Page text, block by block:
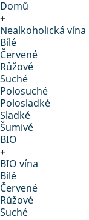
Domů
+
Nealkoholická vína
Bílé
Červené
Růžové
Suché
Polosuché
Polosladké
Sladké
Šumivé
BIO
+
BIO vína
Bílé
Červené
Růžové
Suché